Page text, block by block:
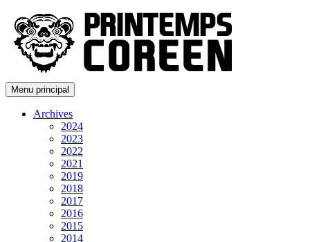
Menu principal
Archives
2024
2023
2022
2021
2019
2018
2017
2016
2015
2014